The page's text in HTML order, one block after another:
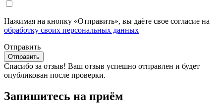
Нажимая на кнопку «Отправить», вы даёте свое согласие на
обработку своих персональных данных
Отправить
Спасибо за отзыв! Ваш отзыв успешно отправлен и будет
опубликован после проверки.
Запишитесь на приём